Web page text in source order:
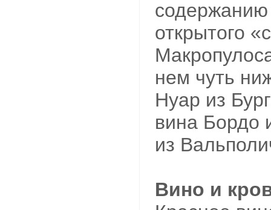
содержанию
открытого
нем чуть
Нуар из
вина Бордо
из
Вино и